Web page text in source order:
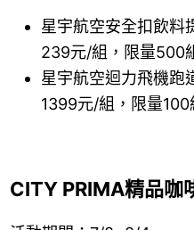
星宇航空安全扣飲料
239元/組，限量500
星宇航空迴力飛機跑
1399元/組，限量100
CITY PRIMA精品咖